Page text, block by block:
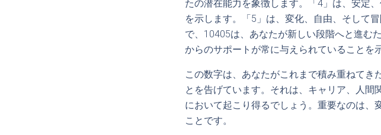
たの潜在能力を象徴します。「4」は、安定
を示します。「5」は、変化、自由、そして
で、10405は、あなたが新しい段階へと進む
からのサポートが常に与えられていることを
この数字は、あなたがこれまで積み重ねてき
とを告げています。それは、キャリア、人
において起こり得るでしょう。重要なのは、
ことです。